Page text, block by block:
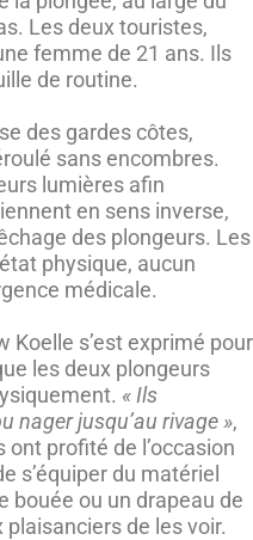
Les deux touristes,
femme de 21 ans. Ils
de routine.
des gardes côtes,
sans encombres.
lumières afin
en sens inverse,
des plongeurs. Les
physique, aucun
médicale.
Koelle s’est exprimé pour
les deux plongeurs
« Ils
nager jusqu’au rivage »,
profité de l’occasion
s’équiper du matériel
bouée ou un drapeau de
de les voir.